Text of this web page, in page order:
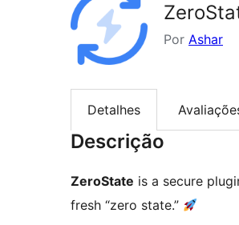
Por Ashar
Detalhes
Descrição
ZeroState is a secure
fresh “zero state.”